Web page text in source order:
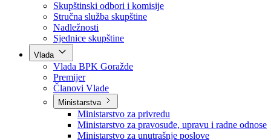
Poslanici po strankama
Poslanici po klubovima naroda
Kolegij skupštine
Skupštinski odbori i komisije
Stručna služba skupštine
Nadležnosti
Sjednice skupštine
Vlada
Vlada BPK Goražde
Premijer
Članovi Vlade
Ministarstva